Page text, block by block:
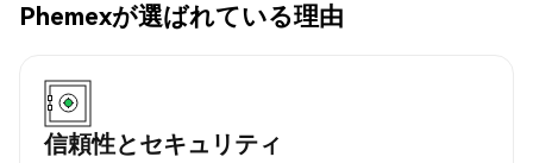
Phemexが選ばれている理由
信頼性とセキュリティ